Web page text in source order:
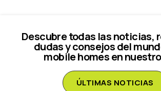
Descubre todas las noticias,
dudas y consejos del
mobile homes en nuestro
ÚLTIMAS NOTICIAS